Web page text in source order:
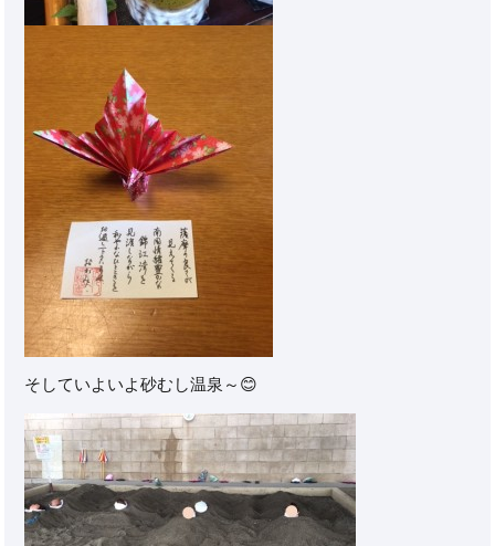
そしていよいよ砂むし温泉～😊